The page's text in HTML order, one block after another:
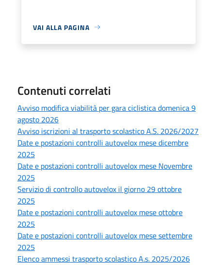
VAI ALLA PAGINA
Contenuti correlati
Avviso modifica viabilità per gara ciclistica domenica 9
agosto 2026
Avviso iscrizioni al trasporto scolastico A.S. 2026/2027
Date e postazioni controlli autovelox mese dicembre
2025
Date e postazioni controlli autovelox mese Novembre
2025
Servizio di controllo autovelox il giorno 29 ottobre
2025
Date e postazioni controlli autovelox mese ottobre
2025
Date e postazioni controlli autovelox mese settembre
2025
Elenco ammessi trasporto scolastico A.s. 2025/2026